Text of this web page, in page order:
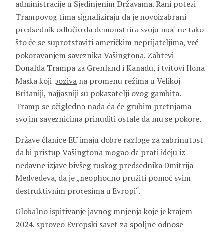
administracije u Sjedinjenim Državama. Rani potezi
Trampovog tima signaliziraju da je novoizabrani
predsednik odlučio da demonstrira svoju moć ne tako
što će se suprotstaviti američkim neprijateljima, već
pokoravanjem saveznika Vašingtona. Zahtevi
Donalda Trampa za Grenland i Kanadu, i tvitovi Ilona
Maska koji poziva na promenu režima u Velikoj
Britaniji, najjasniji su pokazatelji ovog gambita.
Tramp se očigledno nada da će grubim pretnjama
svojim saveznicima prinuditi ostale da mu se pokore.
Države članice EU imaju dobre razloge za zabrinutost
da bi pristup Vašingtona mogao da prati ideju iz
nedavne izjave bivšeg ruskog predsednika Dmitrija
Medvedeva, da je „neophodno pružiti pomoć svim
destruktivnim procesima u Evropi“.
Globalno ispitivanje javnog mnjenja koje je krajem
2024. sproveoEvropski savet za spoljne odnose